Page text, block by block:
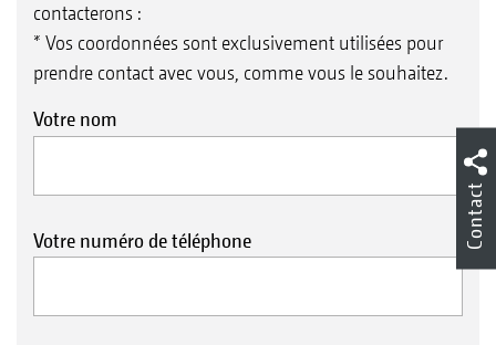
contacterons :
* Vos coordonnées sont exclusivement utilisées pour
prendre contact avec vous, comme vous le souhaitez.
Votre nom
Votre numéro de téléphone Contact